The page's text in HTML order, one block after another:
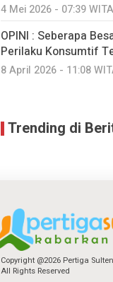
4 Mei 2026 - 07:39 WITA
OPINI : Seberapa
Perilaku Konsumtif
8 April 2026 - 11:08
Trending di
Copyright @2026 Pertiga
All Rights Reserved